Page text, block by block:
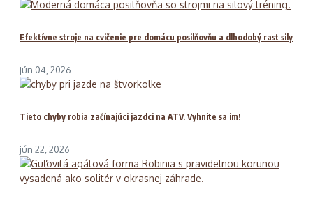
Efektívne stroje na cvičenie pre domácu posilňovňu a dlhodobý rast sily
jún 04, 2026
Tieto chyby robia začínajúci jazdci na ATV. Vyhnite sa im!
jún 22, 2026